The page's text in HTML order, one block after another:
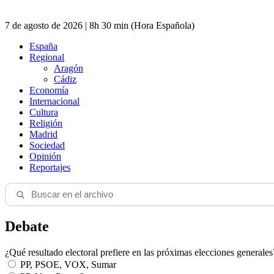
7 de agosto de 2026 | 8h 30 min (Hora Española)
España
Regional
Aragón
Cádiz
Economía
Internacional
Cultura
Religión
Madrid
Sociedad
Opinión
Reportajes
Debate
¿Qué resultado electoral prefiere en las próximas elecciones
PP, PSOE, VOX, Sumar